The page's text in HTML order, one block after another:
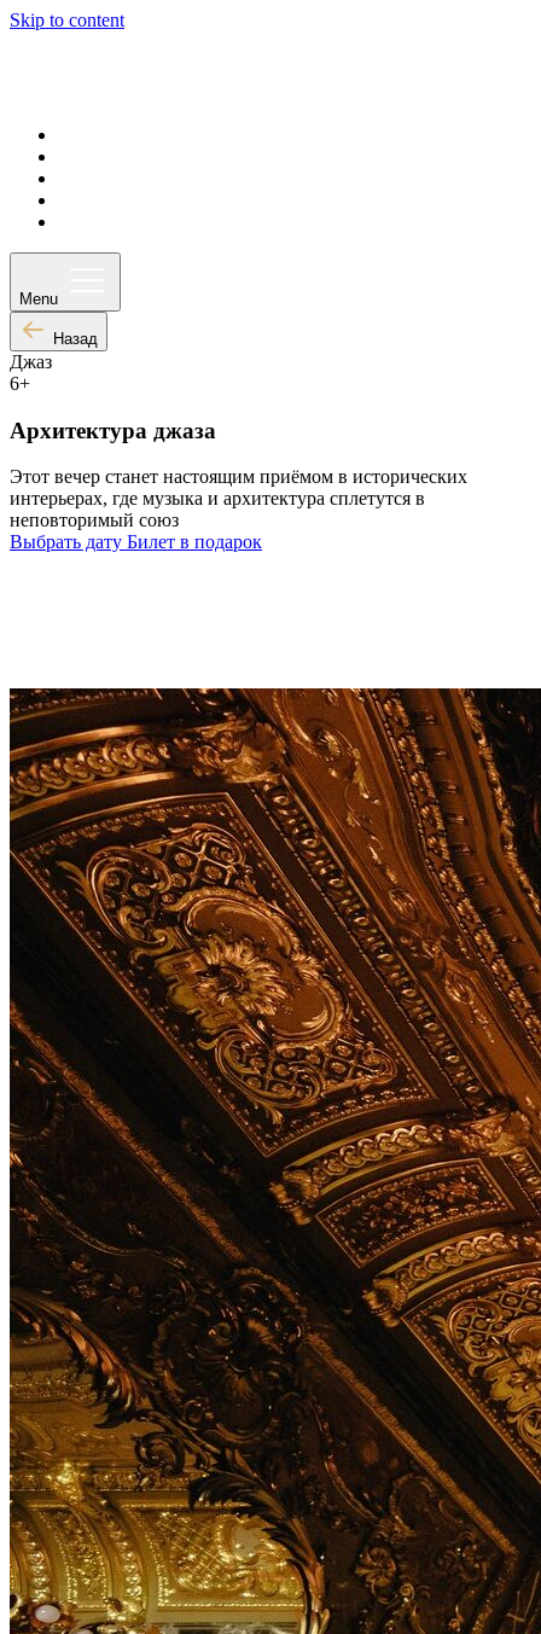
Skip to content
Menu
Назад
Джаз
6+
Архитектура джаза
Этот вечер станет настоящим приёмом в исторических
интерьерах, где музыка и архитектура сплетутся в
неповторимый союз
Выбрать дату Билет в подарок